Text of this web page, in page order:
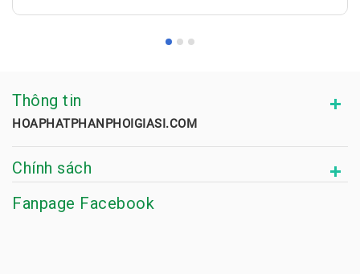
Thông tin
HOAPHATPHANPHOIGIASI.COM
Chính sách
Fanpage Facebook